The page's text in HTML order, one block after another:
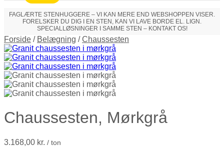
FAGLÆRTE STENHUGGERE – VI KAN MERE END WEBSHOPPEN VISER.
FORELSKER DU DIG I EN STEN, KAN VI LAVE BORDE EL. LIGN.
SPECIALLØSNINGER I SAMME STEN – KONTAKT OS!
Forside / Belægning / Chaussesten
Chaussesten, Mørkgrå
3.168,00 kr. / ton